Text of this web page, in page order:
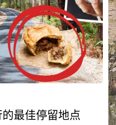
最佳停留地点